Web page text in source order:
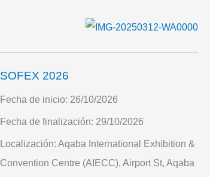
SOFEX 2026
Fecha de inicio: 26/10/2026
Fecha de finalización: 29/10/2026
Localización: Aqaba International Exhibition &
Convention Centre (AIECC), Airport St, Aqaba